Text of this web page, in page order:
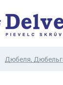
Дюбеля,